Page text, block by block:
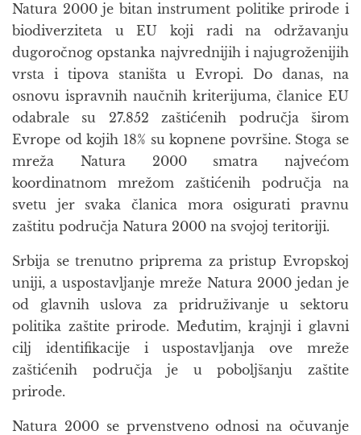
Natura 2000 je bitan instrument politike prirode i
biodiverziteta u EU koji radi na održavanju
dugoročnog opstanka najvrednijih i najugroženijih
vrsta i tipova staništa u Evropi. Do danas, na
osnovu ispravnih naučnih kriterijuma, članice EU
odabrale su 27.852 zaštićenih područja širom
Evrope od kojih 18% su kopnene površine. Stoga se
mreža Natura 2000 smatra najvećom
koordinatnom mrežom zaštićenih područja na
svetu jer svaka članica mora osigurati pravnu
zaštitu područja Natura 2000 na svojoj teritoriji.
Srbija se trenutno priprema za pristup Evropskoj
uniji, a uspostavljanje mreže Natura 2000 jedan je
od glavnih uslova za pridruživanje u sektoru
politika zaštite prirode. Međutim, krajnji i glavni
cilj identifikacije i uspostavljanja ove mreže
zaštićenih područja je u poboljšanju zaštite
prirode.
Natura 2000 se prvenstveno odnosi na očuvanje